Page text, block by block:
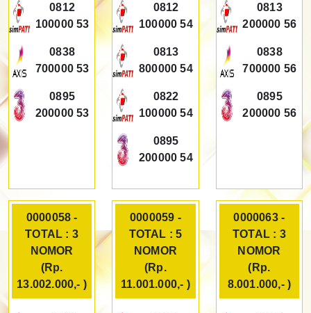
0812
100000 53
0838
700000 53
0895
200000 53
0812
100000 54
0813
800000 54
0822
100000 54
0895
200000 54
0813
200000 56
0838
700000 56
0895
200000 56
0000058 -
TOTAL : 3
NOMOR
(Rp.
13.002.000,- )
0000059 -
TOTAL : 5
NOMOR
(Rp.
11.001.000,- )
0000063 -
TOTAL : 3
NOMOR
(Rp.
8.001.000,- )